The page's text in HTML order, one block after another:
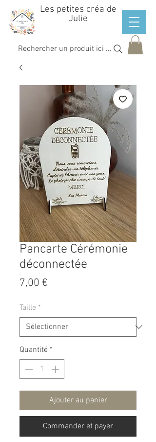
Les petites créa de
Julie
Rechercher un produit ici ...
Pancarte Cérémonie
déconnectée
7,00 €
Taille *
Quantité *
Ajouter au panier
Commander et payer